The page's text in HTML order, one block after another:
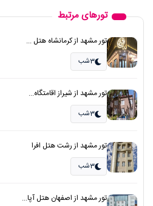
تورهای مرتبط
تور مشهد از کرمانشاه هتل ...
3شب
تور مشهد از شیراز اقامتگاه...
3شب
تور مشهد از رشت هتل افرا
3شب
تور مشهد از اصفهان هتل آپا...